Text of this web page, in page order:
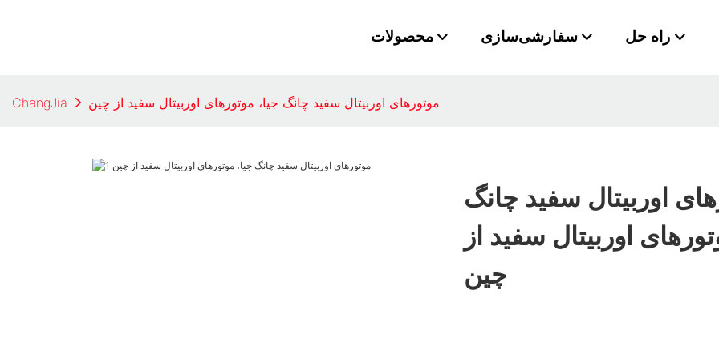
محصولات سفارشی‌سازی راه حل
ChangJia موتورهای اوربیتال سفید چانگ جیا، موتورهای اوربیتال سفید از چین
اوربیتال سفید چانگ
اوربیتال سفید از
چین